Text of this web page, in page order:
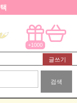
나?
제작서비스
+1000
글쓰기
검색